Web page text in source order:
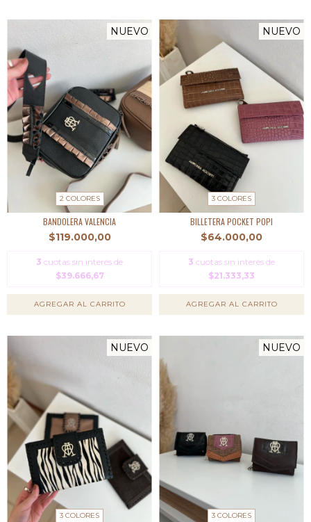
NUEVO
2 COLORES
BANDOLERA VALENCIA
$119.000,00
3 cuotas sin interés de
$39.666,67
AGREGAR AL CARRITO
NUEVO
3 COLORES
BILLETERA POCKET POPI
$64.000,00
3 cuotas sin interés de
$21.333,33
AGREGAR AL CARRITO
NUEVO
3 COLORES
NUEVO
3 COLORES